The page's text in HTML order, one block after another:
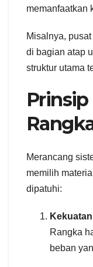
memanfaatkan
Misalnya,
di bagian atap
struktur utama
Prinsip
Merancang
memilih
dipatuhi:
Rangka
beban